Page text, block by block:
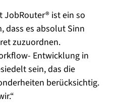
JobRouter® ist ein so
dass es absolut Sinn
zuzuordnen.
Entwicklung in
sein, das die
berücksichtig.